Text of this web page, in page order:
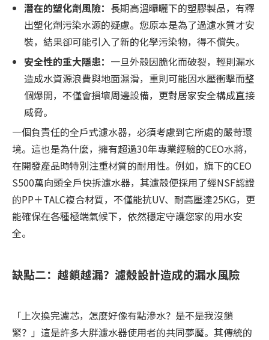
潛在的塑化劑風險： 長期高溫曝曬下的塑膠製品，有釋
出塑化劑污染水源的疑慮。您原本是為了過濾水質才安
裝，結果卻可能引入了新的化學污染物，得不償失。
安全性的重大隱患： 一旦外殼因脆化而破裂，輕則漏水
造成水資源浪費與地面濕滑，重則可能因水壓衝擊而整
個爆開，不僅會損壞周邊設備，更對居家安全構成直接
威脅。
一個負責任的全戶式濾水器，必須考慮到它所處的嚴苛環
境。這也是為什麼，擁有超過30年專業經驗的CEO水將，
在開發產品時特別注重材質的耐用性。例如，旗下的CEO
S500萬向頭全戶快拆濾水器，其濾殼便採用了經NSF認證
的PP＋TALC複合材質，不僅能抗UV、耐高壓達25KG，更
能確保在各種極端氣候下，依然穩定守護您家的用水安
全。
缺點二：越鎖越漏？濾殼設計造成的漏水風險
「上次換完濾芯，怎麼好像有點滲水？是不是我沒鎖
緊？」這是許多大胖濾水器使用者的共同夢魘。其傳統的